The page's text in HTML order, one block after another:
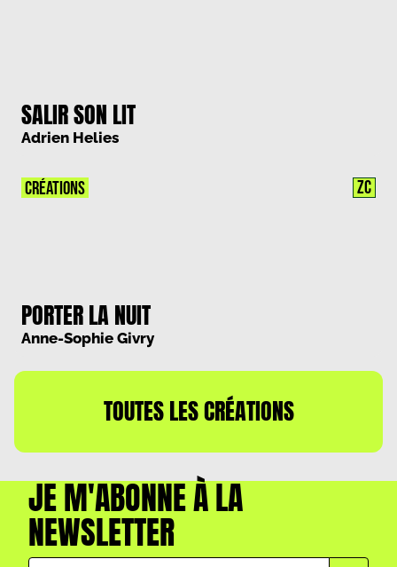
SALIR SON LIT
Adrien Helies
PORTER LA NUIT
Anne-Sophie Givry
CRÉATIONS ZC
TOUTES LES CRÉATIONS
JE M'ABONNE À LA
NEWSLETTER